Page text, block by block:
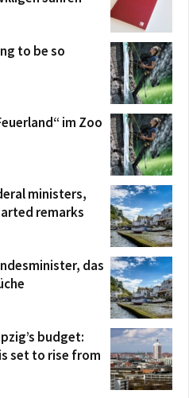
to be so
im Zoo
ministers,
remarks
das
budget:
set to rise from